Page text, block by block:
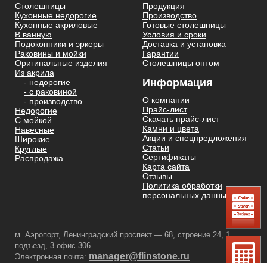
Столешницы
Кухонные недорогие
Кухонные акриловые
В ванную
Подоконники и эркеры
Раковины и мойки
Оригинальные изделия
Из акрила
- недорогие
- с раковиной
- производство
Недорогие
С мойкой
Навесные
Широкие
Круглые
Распродажа
Продукция
Производство
Готовые столешницы
Условия и сроки
Доставка и установка
Гарантии
Столешницы оптом
Информация
О компании
Прайс-лист
Скачать прайс-лист
Камни и цвета
Акции и спецпредложения
Статьи
Сертификаты
Карта сайта
Отзывы
Политика обработки
персональных данных
м. Аэропорт, Ленинградский проспект — 68, строение 24, 1
подъезд, 3 офис 306.
Электронная почта: manager@flinstone.ru